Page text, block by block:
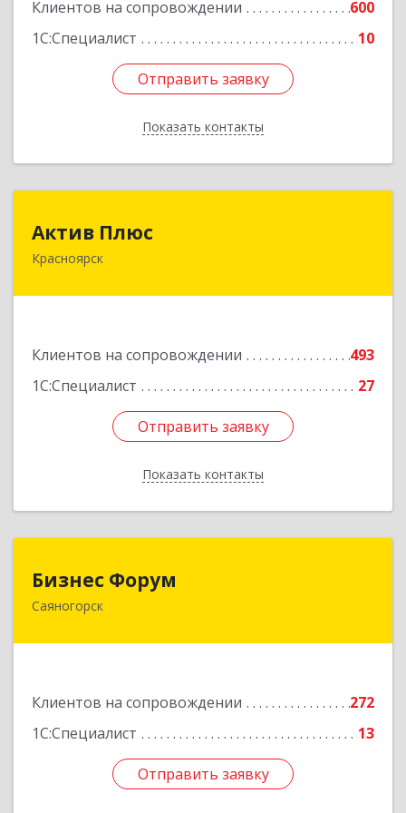
Клиентов на сопровождении
600
1С:Специалист
10
Отправить заявку
Показать контакты
Отправить заявку
Назад
Актив Плюс
Красноярск
Клиентов на сопровождении
493
1С:Специалист
27
Отправить заявку
Показать контакты
660017, Красноярский край, Красноярск г,
Отправить заявку
Назад
Бизнес Форум
Саяногорск
Клиентов на сопровождении
272
1С:Специалист
13
Отправить заявку
655603, Хакасия Респ, Саяногорск г, Советский
Отправить заявку